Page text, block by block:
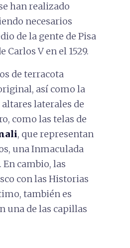
han realizado
necesarios
de la gente de Pisa
V en el 1529.
de terracota
así como la
laterales de
como las telas de
, que representan
una Inmaculada
cambio, las
con las Historias
también es
una de las capillas